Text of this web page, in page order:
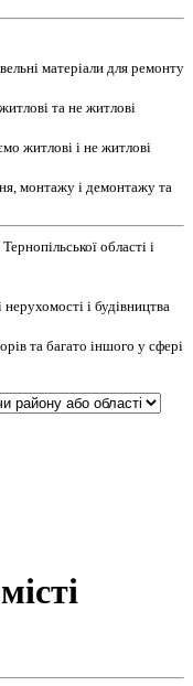
матеріали для ремонту
та не житлові
житлові і не житлові
монтажу і демонтажу та
області і
і будівництва
та багато іншого у сфері